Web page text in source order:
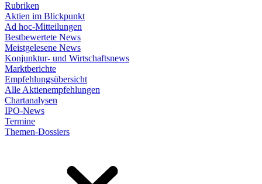
Rubriken
Aktien im Blickpunkt
Ad hoc-Mitteilungen
Bestbewertete News
Meistgelesene News
Konjunktur- und Wirtschaftsnews
Marktberichte
Empfehlungsübersicht
Alle Aktienempfehlungen
Chartanalysen
IPO-News
Termine
Themen-Dossiers